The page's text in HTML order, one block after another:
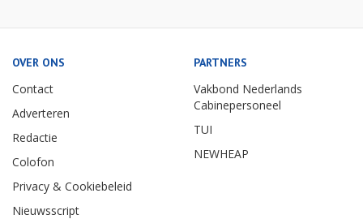
OVER ONS
Contact
Adverteren
Redactie
Colofon
Privacy & Cookiebeleid
Nieuwsscript
PARTNERS
Vakbond Nederlands
Cabinepersoneel
TUI
NEWHEAP